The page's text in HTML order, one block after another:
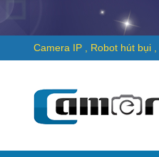
Camera IP Robot hút bụi